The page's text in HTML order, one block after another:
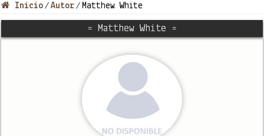
Inicio / Autor / Matthew White
= Matthew White =